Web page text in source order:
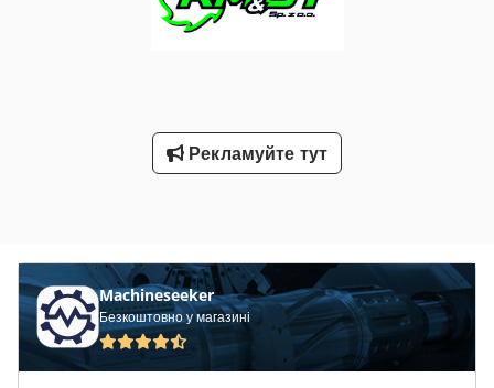
Рекламуйте тут
Machineseeker
Безкоштовно у магазині